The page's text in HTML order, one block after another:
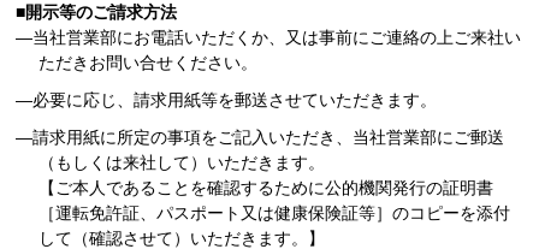
■開示等のご請求方法
―当社営業部にお電話いただくか、又は事前にご連絡の上ご来社い
ただきお問い合せください。
―必要に応じ、請求用紙等を郵送させていただきます。
―請求用紙に所定の事項をご記入いただき、当社営業部にご郵送
（もしくは来社して）いただきます。
【ご本人であることを確認するために公的機関発行の証明書
［運転免許証、パスポート又は健康保険証等］のコピーを添付
して（確認させて）いただきます。】